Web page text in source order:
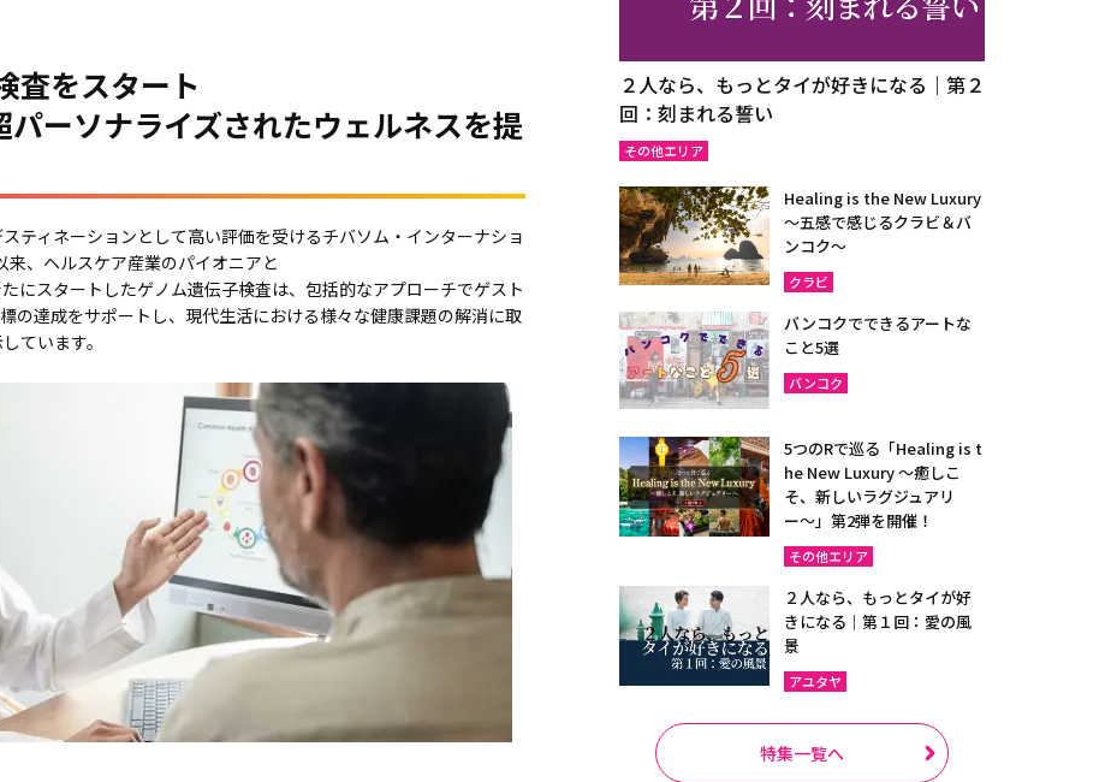
査をスタート
ーソナライズされたウェルネスを提
ティネーションとして高い評価を受けるチバソム・インターナショ
、ヘルスケア産業のパイオニアと
にスタートしたゲノム遺伝子検査は、包括的なアプローチでゲスト
の達成をサポートし、現代生活における様々な健康課題の解消に取
ています。
２人なら、もっとタイが好きになる｜第２
回：刻まれる誓い
その他エリア
Healing is the New Luxury
～五感で感じるクラビ＆バ
ンコク～
クラビ
バンコクでできるアートな
こと5選
バンコク
5つのRで巡る「Healing is t
he New Luxury ～癒しこ
そ、新しいラグジュアリ
ー〜」第2弾を開催！
その他エリア
２人なら、もっとタイが好
きになる｜第１回：愛の風
景
アユタヤ
特集一覧へ